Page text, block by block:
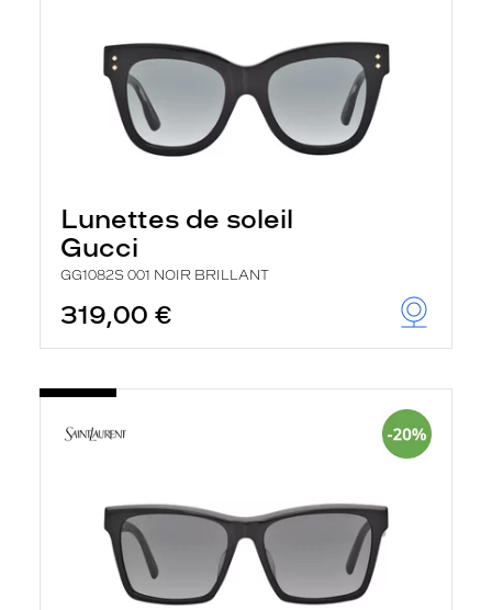
Lunettes de soleil
Gucci
GG1082S 001 NOIR BRILLANT
319,00 €